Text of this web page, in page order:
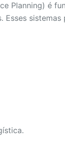
Planning) é
Esses sistemas